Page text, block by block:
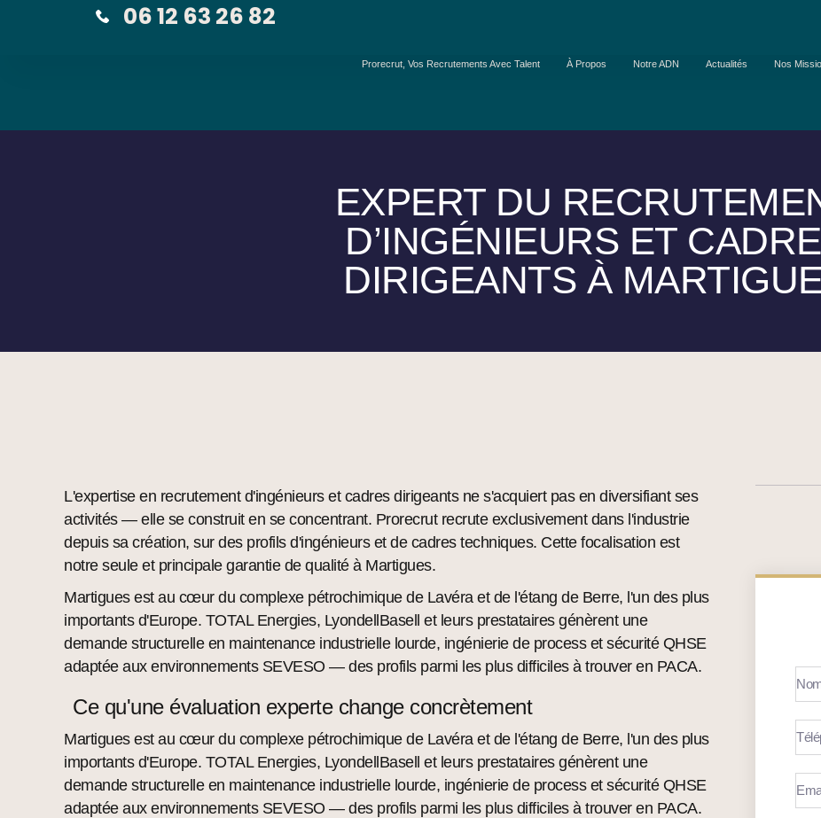
06 12 63 26 82
Prorecrut, Vos Recrutements Avec Talent À Propos Notre ADN Actualités Nos
EXPERT DU
D’INGÉNIEURS ET
DIRIGEANTS À
L'expertise en recrutement d'ingénieurs et cadres dirigeants ne s'acquiert pas en diversifiant ses
activités — elle se construit en se concentrant. Prorecrut recrute exclusivement dans l'industrie
depuis sa création, sur des profils d'ingénieurs et de cadres techniques. Cette focalisation est
notre seule et principale garantie de qualité à Martigues.
Martigues est au cœur du complexe pétrochimique de Lavéra et de l'étang de Berre, l'un des plus
importants d'Europe. TOTAL Energies, LyondellBasell et leurs prestataires génèrent une
demande structurelle en maintenance industrielle lourde, ingénierie de process et sécurité QHSE
adaptée aux environnements SEVESO — des profils parmi les plus difficiles à trouver en PACA.
Ce qu'une évaluation experte change concrètement
Martigues est au cœur du complexe pétrochimique de Lavéra et de l'étang de Berre, l'un des plus
importants d'Europe. TOTAL Energies, LyondellBasell et leurs prestataires génèrent une
demande structurelle en maintenance industrielle lourde, ingénierie de process et sécurité QHSE
adaptée aux environnements SEVESO — des profils parmi les plus difficiles à trouver en PACA.